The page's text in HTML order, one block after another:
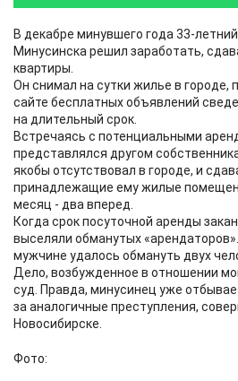
В декабре минувшего года 33-
Минусинска решил заработать,
квартиры.
Он снимал на сутки жилье в городе,
сайте бесплатных объявлений
на длительный срок.
Встречаясь с потенциальными
представлялся другом
якобы отсутствовал в городе, и
принадлежащие ему жилые
месяц - два вперед.
Когда срок посуточной аренды
выселяли обманутых
мужчине удалось обмануть двух
Дело, возбужденное в отношении
суд. Правда, минусинец уже
за аналогичные преступления,
Новосибирске.
Фото: